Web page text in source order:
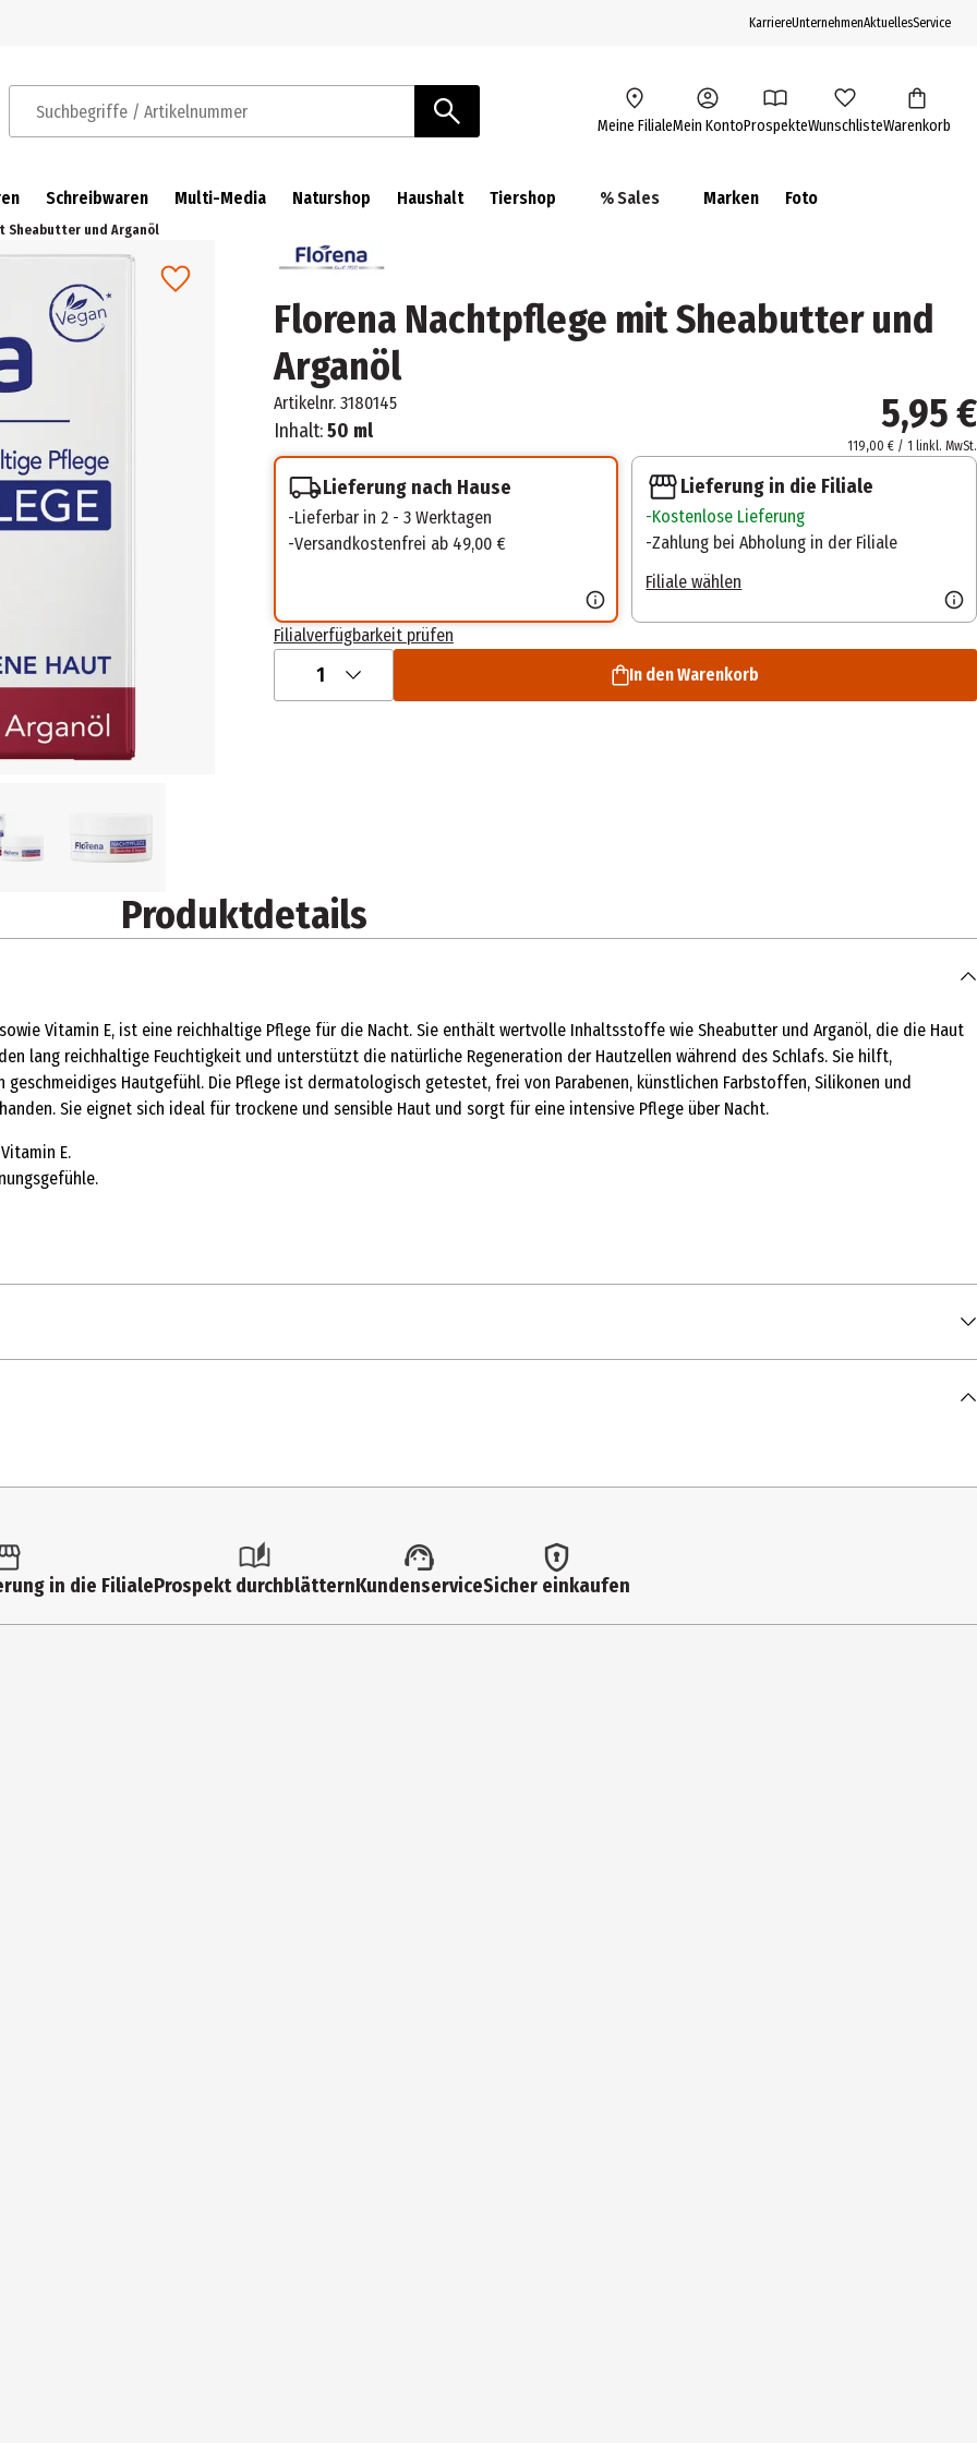
KarriereUnternehmenAktuellesService
Suchbegriffe / Artikelnummer Meine FilialeMein KontoProspekteWunschlisteWarenkorb
Schreibwaren Multi-Media Naturshop Haushalt Tiershop % Sales Marken Foto
Sheabutter und Arganöl
Florena Nachtpflege mit Sheabutter und
Arganöl
Artikelnr. 3180145
Inhalt:50 ml 5,95 €
119,00 € / 1 linkl. MwSt.
Lieferung nach Hause
Lieferbar in 2 - 3 Werktagen
Versandkostenfrei ab 49,00 €
Lieferung in die Filiale
Kostenlose Lieferung
Zahlung bei Abholung in der Filiale
Filiale wählen
Filialverfügbarkeit prüfen
1 In den Warenkorb
Produktdetails
Vitamin E, ist eine reichhaltige Pflege für die Nacht. Sie enthält wertvolle Inhaltsstoffe wie Sheabutter und Arganöl, die die Haut
lang reichhaltige Feuchtigkeit und unterstützt die natürliche Regeneration der Hautzellen während des Schlafs. Sie hilft,
Hautgefühl. Die Pflege ist dermatologisch getestet, frei von Parabenen, künstlichen Farbstoffen, Silikonen und
Sie eignet sich ideal für trockene und sensible Haut und sorgt für eine intensive Pflege über Nacht.
E.
Parkii Butter, Caprylic/Capric Triglyceride, Cetearyl Alcohol, Cocoglycerides, Hydrogenated Coco-Glycerides, Methylpropanediol,
Spinosa Kernel Oil, Panthenol, Pantolactone, Xanthan Gum, Sodium Hydroxide, Citric Acid, Phenoxyethanol, Ethylhexylglycerin,
in die FilialeProspekt durchblätternKundenserviceSicher einkaufen